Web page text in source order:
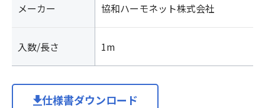
メーカー 協和ハーモネット株式会社
入数/長さ 1m
仕様書ダウンロード